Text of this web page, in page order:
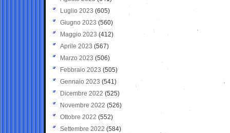
Luglio 2023 (605)
Giugno 2023 (560)
Maggio 2023 (412)
Aprile 2023 (567)
Marzo 2023 (506)
Febbraio 2023 (505)
Gennaio 2023 (541)
Dicembre 2022 (525)
Novembre 2022 (526)
Ottobre 2022 (552)
Settembre 2022 (584)